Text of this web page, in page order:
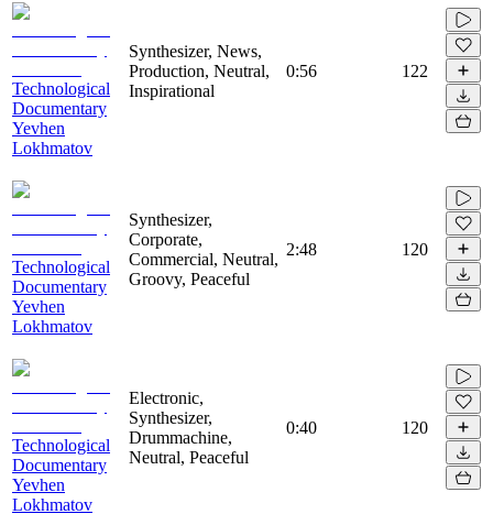
Technological
Documentary
Yevhen
Lokhmatov
Synthesizer, News,
Production, Neutral,
Inspirational
0:56 122
Technological
Documentary
Yevhen
Lokhmatov
Synthesizer,
Corporate,
Commercial, Neutral,
Groovy, Peaceful
2:48 120
Technological
Documentary
Yevhen
Lokhmatov
Electronic,
Synthesizer,
Drummachine,
Neutral, Peaceful
0:40 120